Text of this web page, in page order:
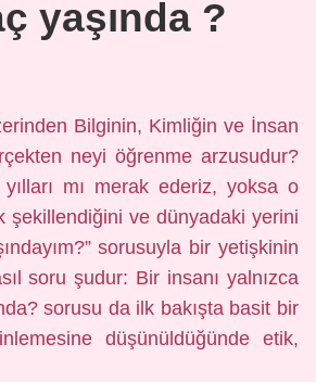
yaşında ?
Bilginin, Kimliğin ve İnsan
neyi öğrenme arzusudur?
mı merak ederiz, yoksa o
şekillendiğini ve dünyadaki yerini
sorusuyla bir yetişkinin
soru şudur: Bir insanı yalnızca
sorusu da ilk bakışta basit bir
düşünüldüğünde etik,